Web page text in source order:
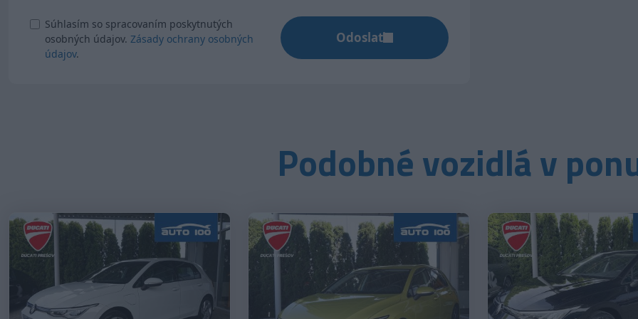
Súhlasím so spracovaním poskytnutých
osobných údajov. Zásady ochrany osobných
údajov.
Odoslať
Podobné vozidlá v